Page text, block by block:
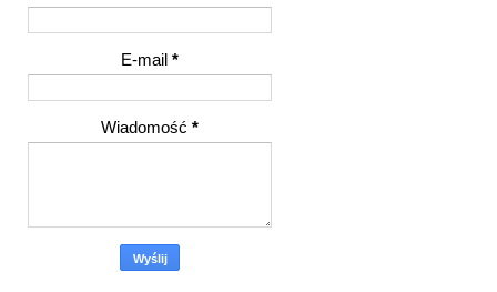
E-mail *
Wiadomość *